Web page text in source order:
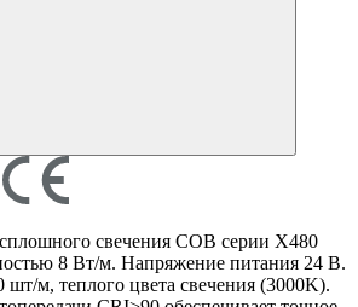
свечения COB серии X480
8 Вт/м. Напряжение питания 24 В.
шт/м, теплого цвета свечения (3000K).